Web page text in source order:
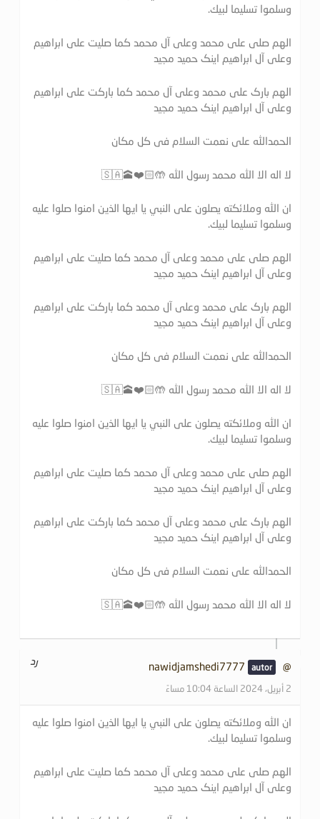
وسلموا تسليما لبيك.
الهم صلی علی محمد وعلی آل محمد کما صلیت علی ابراهیم
وعلی آل ابراهیم اینک حمید مجید
الهم بارک علی محمد وعلی آل محمد کما بارکت علی ابراهیم
وعلی آل ابراهیم اینک حمید مجید
الحمدالله علی نعمت السلام فی کل مکان
لا اله الا الله محمد رسول الله 🤲🏻❤️🕋🇸🇦
ان الله وملائكته يصلون على النبي يا ايها الذين امنوا صلوا عليه
وسلموا تسليما لبيك.
الهم صلی علی محمد وعلی آل محمد کما صلیت علی ابراهیم
وعلی آل ابراهیم اینک حمید مجید
الهم بارک علی محمد وعلی آل محمد کما بارکت علی ابراهیم
وعلی آل ابراهیم اینک حمید مجید
الحمدالله علی نعمت السلام فی کل مکان
لا اله الا الله محمد رسول الله 🤲🏻❤️🕋🇸🇦
ان الله وملائكته يصلون على النبي يا ايها الذين امنوا صلوا عليه
وسلموا تسليما لبيك.
الهم صلی علی محمد وعلی آل محمد کما صلیت علی ابراهیم
وعلی آل ابراهیم اینک حمید مجید
الهم بارک علی محمد وعلی آل محمد کما بارکت علی ابراهیم
وعلی آل ابراهیم اینک حمید مجید
الحمدالله علی نعمت السلام فی کل مکان
لا اله الا الله محمد رسول الله 🤲🏻❤️🕋🇸🇦
@nawidjamshedi7777
2 أبريل، 2024 الساعة 10:04 مساءً
رد
ان الله وملائكته يصلون على النبي يا ايها الذين امنوا صلوا عليه
وسلموا تسليما لبيك.
الهم صلی علی محمد وعلی آل محمد کما صلیت علی ابراهیم
وعلی آل ابراهیم اینک حمید مجید